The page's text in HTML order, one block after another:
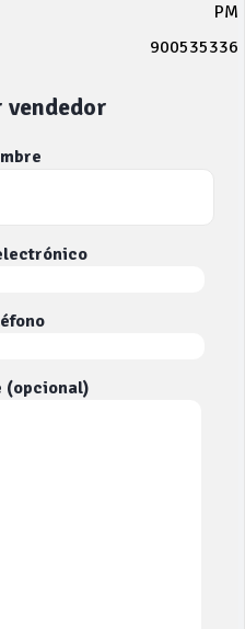
PM
900535336
(opcional)